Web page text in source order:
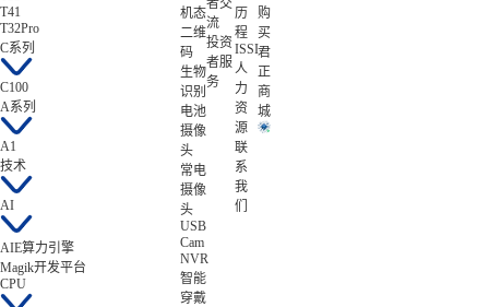
机
二维
码
生物
识别
电池
摄像
头
常电
摄像
头
USB
Cam
NVR
智能
穿戴
态
流
投资
者服
务
历
程
ISSI
人
力
资
源
联
系
我
们
购
买
君
正
商
城
T41
T32Pro
C系列
C100
A系列
A1
技术
AI
AIE算力引擎
Magik开发平台
CPU